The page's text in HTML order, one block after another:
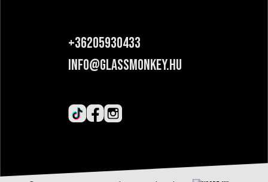
+36205930433
INFO@GLASSMONKEY.HU